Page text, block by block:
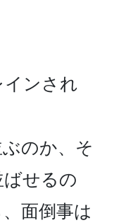
ンされ
のか、そ
せるの
面倒事は